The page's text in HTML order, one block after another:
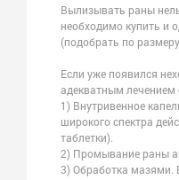
Вылизывать раны
необходимо купить и
(подобрать по
Если уже появился
адекватным лечением
1) Внутривенное
широкого спектра
таблетки).
2) Промывание раны
3) Обработка мазями.